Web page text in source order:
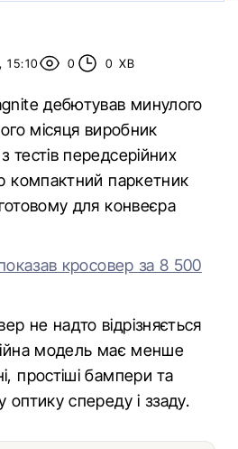
0 0 ХВ
дебютував минулого
місяця виробник
тестів передсерійних
компактний паркетник
для конвеєра
кросовер за 8 500
не надто відрізняється
модель має менше
простіші бампери та
оптику спереду і ззаду.